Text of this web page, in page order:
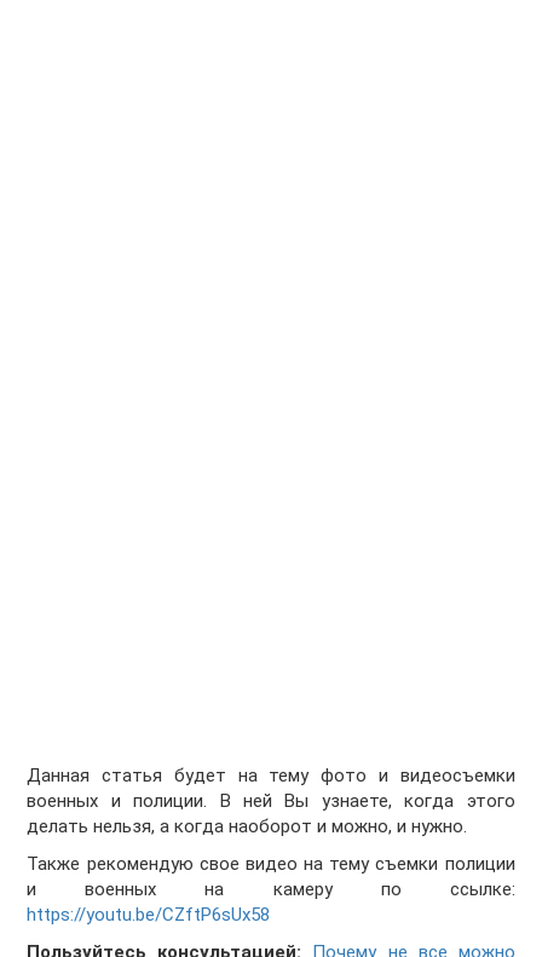
Данная статья будет на тему фото и видеосъемки
военных и полиции. В ней Вы узнаете, когда этого
делать нельзя, а когда наоборот и можно, и нужно.
Также рекомендую свое видео на тему съемки полиции
и военных на камеру по ссылке:
https://youtu.be/CZftP6sUx58
Пользуйтесь консультацией: Почему не все можно